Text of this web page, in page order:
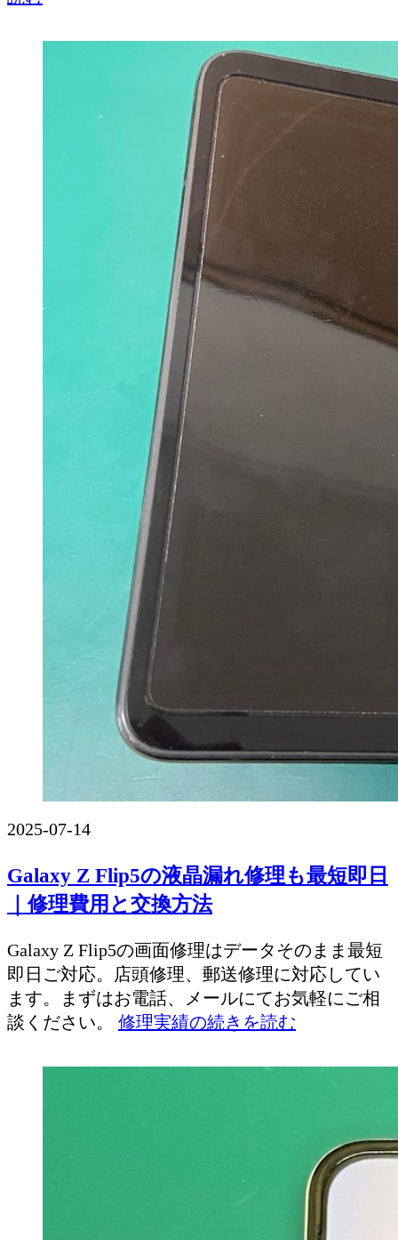
2025-07-14
Galaxy Z Flip5の液晶漏れ修理も最短即日
｜修理費用と交換方法
Galaxy Z Flip5の画面修理はデータそのまま最短
即日ご対応。店頭修理、郵送修理に対応してい
ます。まずはお電話、メールにてお気軽にご相
談ください。 修理実績の続きを読む